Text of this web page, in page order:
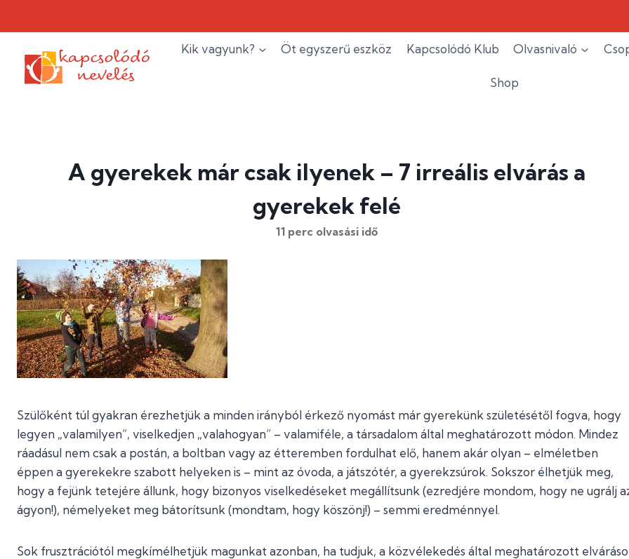
Kik vagyunk? Öt egyszerű eszköz Kapcsolódó Klub Olvasnivaló
Shop
A gyerekek már csak ilyenek – 7 irreális elvárás a
gyerekek felé
11 perc olvasási idő
Szülőként túl gyakran érezhetjük a minden irányból érkező nyomást már gyerekünk születésétől fogva, hogy
legyen „valamilyen”, viselkedjen „valahogyan” – valamiféle, a társadalom által meghatározott módon. Mindez
ráadásul nem csak a postán, a boltban vagy az étteremben fordulhat elő, hanem akár olyan – elméletben
éppen a gyerekekre szabott helyeken is – mint az óvoda, a játszótér, a gyerekzsúrok. Sokszor élhetjük meg,
hogy a fejünk tetejére állunk, hogy bizonyos viselkedéseket megállítsunk (ezredjére mondom, hogy ne ugrálj
ágyon!), némelyeket meg bátorítsunk (mondtam, hogy köszönj!) – semmi eredménnyel.
Sok frusztrációtól megkímélhetjük magunkat azonban, ha tudjuk, a közvélekedés által meghatározott